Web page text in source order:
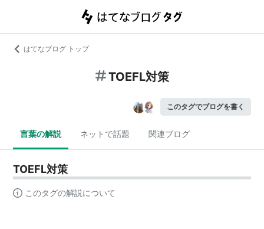
はてなブログ トップ
TOEFL対策
このタグでブログを書く
言葉の解説 ネットで話題 関連ブログ
TOEFL対策
このタグの解説について